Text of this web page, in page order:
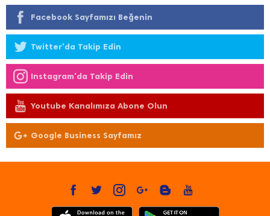
Facebook Sayfamızı Beğenin
Twitter'da Takip Edin
Instagram'da Takip Edin
Youtube Kanalımıza Abone Olun
Google Business Sayfamız